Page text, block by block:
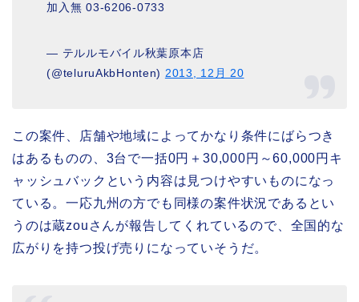
加入無 03-6206-0733
— テルルモバイル秋葉原本店
(@teluruAkbHonten) 2013, 12月 20
この案件、店舗や地域によってかなり条件にばらつき
はあるものの、3台で一括0円＋30,000円～60,000円キ
ャッシュバックという内容は見つけやすいものになっ
ている。一応九州の方でも同様の案件状況であるとい
うのは蔵zouさんが報告してくれているので、全国的な
広がりを持つ投げ売りになっていそうだ。